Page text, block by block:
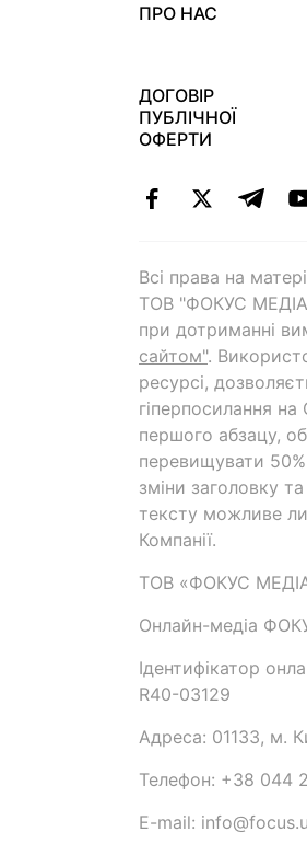
ПРО НАС
ДОГОВІР
ПУБЛІЧНОЇ
ОФЕРТИ
Всі права на
ТОВ "ФОКУС
при дотриманні
сайтом".
ресурсі,
гіперпосилання на
першого абзацу,
перевищувати 50%
зміни заголовку
тексту можливе
Компанії.
ТОВ «ФОКУС
Онлайн-медіа
Ідентифікатор
R40-03129
Адреса: 01133, м.
Телефон: +38 044
E-mail: